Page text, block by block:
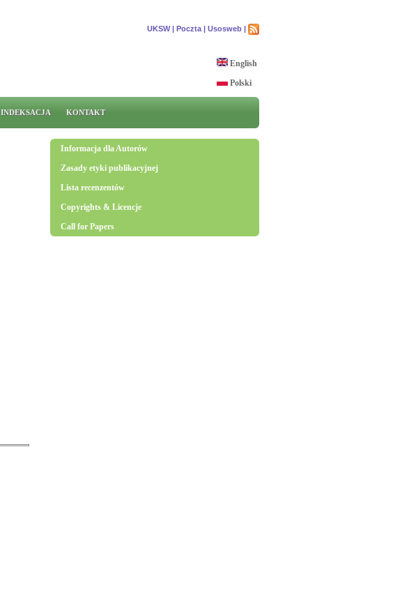
UKSW | Poczta | Usosweb |
English
Polski
INDEKSACJA KONTAKT
Informacja dla Autorów
Zasady etyki publikacyjnej
Lista recenzentów
Copyrights & Licencje
Call for Papers